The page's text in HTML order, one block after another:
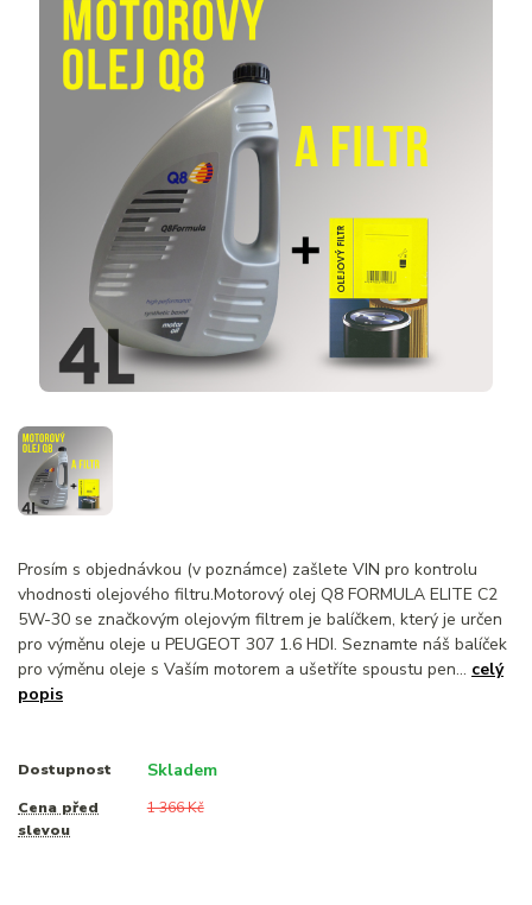
Prosím s objednávkou (v poznámce) zašlete VIN pro kontrolu
vhodnosti olejového filtru.Motorový olej Q8 FORMULA ELITE C2
5W-30 se značkovým olejovým filtrem je balíčkem, který je určen
pro výměnu oleje u PEUGEOT 307 1.6 HDI. Seznamte náš balíček
pro výměnu oleje s Vaším motorem a ušetříte spoustu pen... celý
popis
Dostupnost Skladem
Cena před
slevou
1 366 Kč